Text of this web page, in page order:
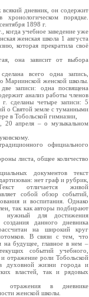
дневник, он содержит
порядке.
1898 г.
когда учебное заведение уже
женская школа 1 августа
которая прекратила своё
она зависит от выбора
всего одна запись,
Мариинской женской школы.
записи: одна посвящена
анализ работы членов
сделаны четыре записи: 5
о Святой земле с туманными
в Тобольской гимназии,
20 апреля – о музыкальном
официального
листа, общее количество
документов текст
нет граф и рубрик,
отличается живой
собой обзор событий,
и воспитания. Однако
так как авторы подбирают
нужный для достижения
данного дневника
на широкий круг
В связи с тем, что
на будущее, главное в нем –
событий учебного,
и отражение роли Тобольской
духовной жизни города и
властей, так и рядовых
отражения в дневнике
женской школы.